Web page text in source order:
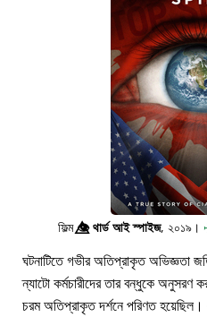
ফিল্ম👁️⃤থার্ড আই স্পাইজ, ২০১৯।
ঘটনাটিতে গভীর অতিপ্রাকৃত অভিজ্ঞতা
ন্যাটো কর্মচারীদের তার বন্ধুকে অনুসরণ
চরম অতিপ্রাকৃত দর্শনে পরিণত হয়েছিল।